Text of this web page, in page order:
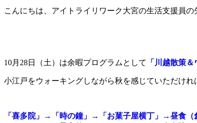
こんにちは、アイトライリワーク大宮の生活支援員の
10月28日（土）は余暇プログラムとして 「川越散策＆
小江戸をウォーキングしながら秋を感じていただけれ
「喜多院」→「時の鐘」→「お菓子屋横丁」→昼食（